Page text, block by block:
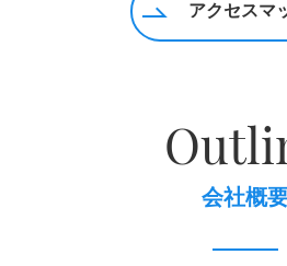
アクセスマ
会社概